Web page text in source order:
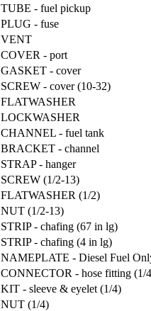
TUBE - fuel pickup
PLUG - fuse
VENT
COVER - port
GASKET - cover
SCREW - cover (10-32)
FLATWASHER
LOCKWASHER
CHANNEL - fuel tank
BRACKET - channel
STRAP - hanger
SCREW (1/2-13)
FLATWASHER (1/2)
NUT (1/2-13)
STRIP - chafing (67 in lg)
STRIP - chafing (4 in lg)
NAMEPLATE - Diesel Fuel
CONNECTOR - hose fitting (1/
KIT - sleeve & eyelet (1/4)
NUT (1/4)